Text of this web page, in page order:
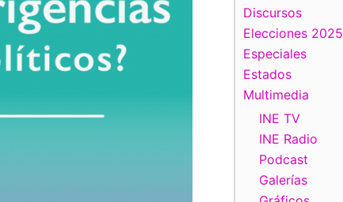
Discursos
Elecciones 2025
Especiales
Estados
Multimedia
INE TV
INE Radio
Podcast
Galerías